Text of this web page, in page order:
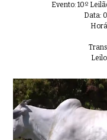
Evento: 10º
Data: